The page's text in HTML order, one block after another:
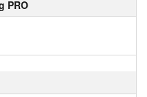
PRO